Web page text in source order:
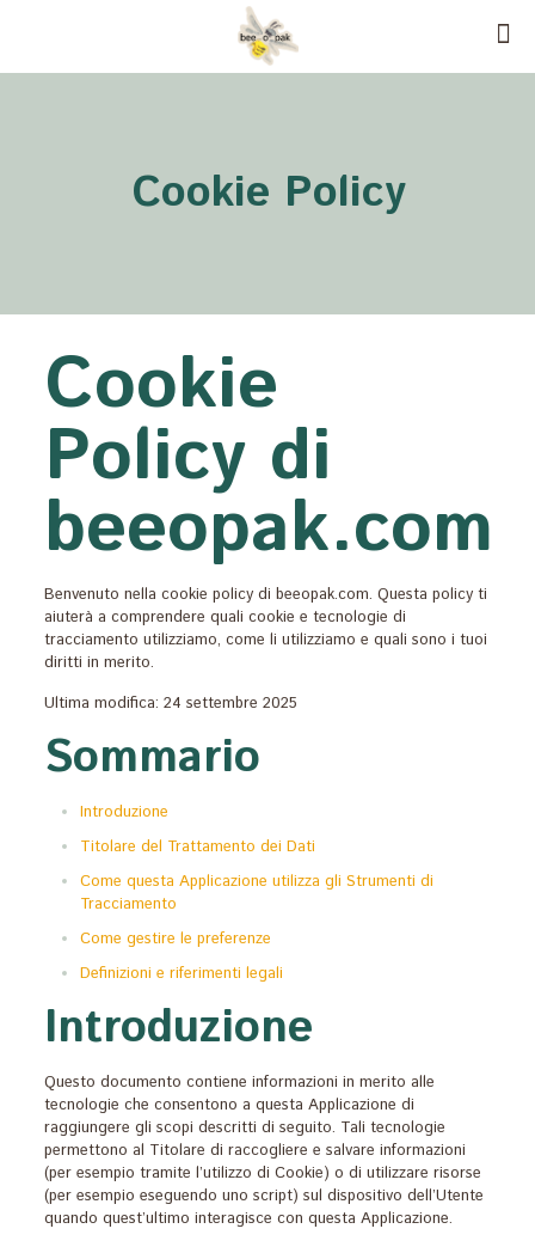
Cookie Policy
Cookie
Policy di
beeopak.com
Benvenuto nella cookie policy di beeopak.com. Questa policy ti
aiuterà a comprendere quali cookie e tecnologie di
tracciamento utilizziamo, come li utilizziamo e quali sono i tuoi
diritti in merito.
Ultima modifica: 24 settembre 2025
Sommario
Introduzione
Titolare del Trattamento dei Dati
Come questa Applicazione utilizza gli Strumenti di
Tracciamento
Come gestire le preferenze
Definizioni e riferimenti legali
Introduzione
Questo documento contiene informazioni in merito alle
tecnologie che consentono a questa Applicazione di
raggiungere gli scopi descritti di seguito. Tali tecnologie
permettono al Titolare di raccogliere e salvare informazioni
(per esempio tramite l’utilizzo di Cookie) o di utilizzare risorse
(per esempio eseguendo uno script) sul dispositivo dell’Utente
quando quest’ultimo interagisce con questa Applicazione.